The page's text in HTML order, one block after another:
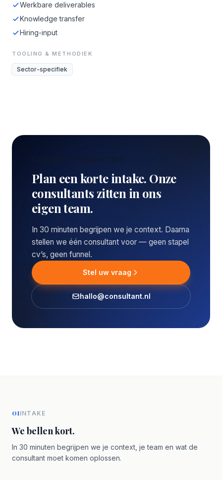
Werkbare deliverables
Knowledge transfer
Hiring-input
TOOLING & METHODIEK
Sector-specifiek
CONCREET VRAAGSTUK?
Plan een korte intake. Onze
consultants zitten in ons
eigen team.
In 30 minuten begrijpen we je context. Daarna
stellen we één consultant voor — geen stapel
cv’s, geen funnel.
Stel uw vraag
hallo@consultant.nl
01INTAKE
We bellen kort.
In 30 minuten begrijpen we je context, je team en wat de
consultant moet komen oplossen.